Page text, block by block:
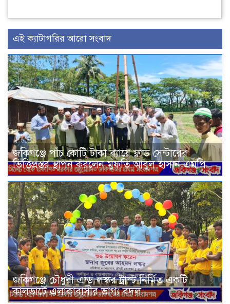
এই ক্যাটাগরির আরো সংবাদ
জকিগঞ্জে পাঁচ কোটি টাকা ব্যায়ে ফ্লাড সেন্টারের
ভিত্তিপ্রস্তর স্থাপন করলেন মুফতি আবুল হাসান এমপি
জকিগঞ্জে চৌধুরী এন্ড লস্কর ট্রাস্ট নির্মিত একটি
কালভার্টে এলাকাবাসীর ভাগ্য বদল